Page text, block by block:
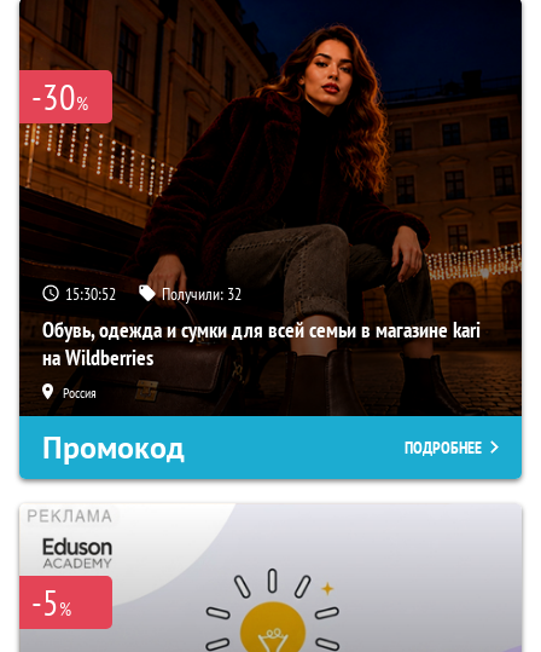
-30%
15:30:52 Получили: 32
Обувь, одежда и сумки для всей семьи в магазине kari
на Wildberries
Россия
Промокод ПОДРОБНЕЕ
-5%